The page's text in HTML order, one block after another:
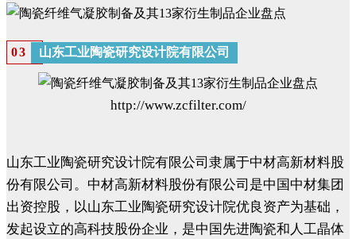
03 山东工业陶瓷研究设计院有限公司
http://www.zcfilter.com/
山东工业陶瓷研究设计院有限公司隶属于中材高新材料股
份有限公司。中材高新材料股份有限公司是中国中材集团
出资控股，以山东工业陶瓷研究设计院优良资产为基础，
发起设立的高科技股份企业，是中国先进陶瓷和人工晶体